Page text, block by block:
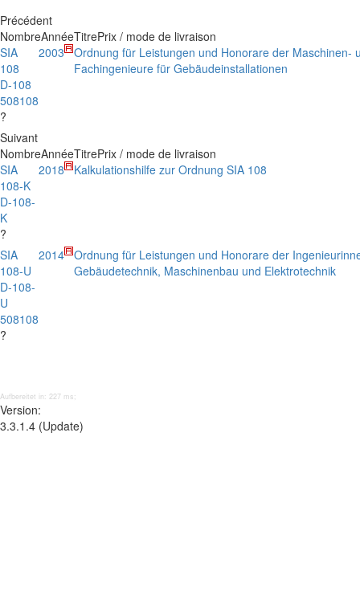
Précédent
NombreAnnéeTitrePrix / mode de livraison
SIA
108
D-108
508108
?
2003
Ordnung für Leistungen und Honorare der Maschinen-
Fachingenieure für Gebäudeinstallationen
Suivant
NombreAnnéeTitrePrix / mode de livraison
SIA
108-K
D-108-
K
?
2018 Kalkulationshilfe zur Ordnung SIA 108
SIA
108-U
D-108-
U
508108
?
2014 Ordnung für Leistungen und Honorare der
Gebäudetechnik, Maschinenbau und Elektrotechnik
Aufbereitet in: 227 ms;
Version:
3.3.1.4 (Update)